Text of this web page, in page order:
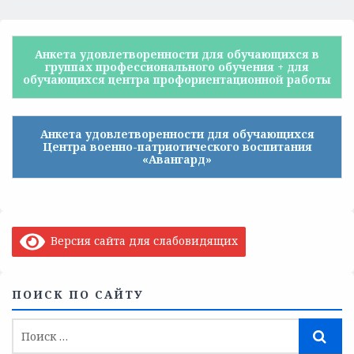
Анкета удовлетворенности для обучающихся в
группах профессионального обучения + для
обучающихся центра профориентационной работы
Анкета удовлетворенности для обучающихся
Центра военно-патриотического воспитания
«Авангард»
Версия сайта для слабовидящих
ПОИСК ПО САЙТУ